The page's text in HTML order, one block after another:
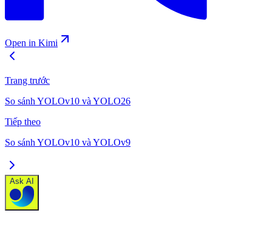
Open in Kimi
Trang trước
So sánh YOLOv10 và YOLO26
Tiếp theo
So sánh YOLOv10 và YOLOv9
Ask AI